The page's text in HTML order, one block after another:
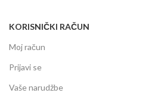
KORISNIČKI RAČUN
Moj račun
Prijavi se
Vaše narudžbe